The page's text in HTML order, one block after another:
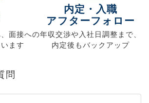
面接への
ます
内定・入職
アフターフォロー
年収交渉や入社日調整まで、
内定後もバックアップ
問